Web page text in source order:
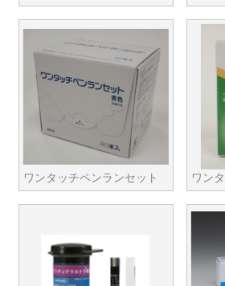
ワンタッチペンランセット ワン